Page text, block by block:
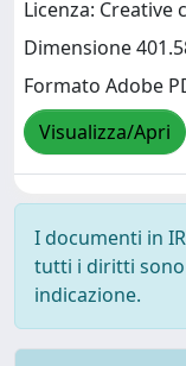
Licenza: Creative
Dimensione
Formato Adobe
Visualizza/Apri
I documenti in
tutti i diritti sono
indicazione.